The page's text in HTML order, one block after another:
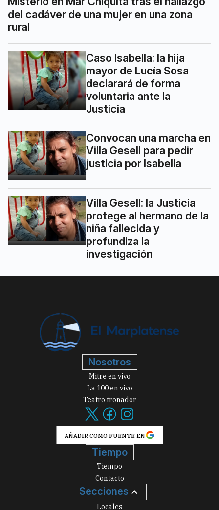
del cadáver de una mujer en una zona
rural
Caso Isabella: la hija
mayor de Lucía Sosa
declarará de forma
voluntaria ante la
Justicia
Convocan una marcha en
Villa Gesell para pedir
justicia por Isabella
Villa Gesell: la Justicia
protege al hermano de la
niña fallecida y
profundiza la
investigación
Nosotros
Mitre en vivo
La 100 en vivo
Teatro tronador
AÑADIR COMO FUENTE EN
Tiempo
Tiempo
Contacto
Secciones
Locales